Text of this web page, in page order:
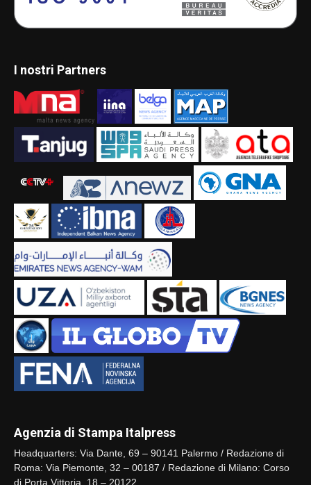
I nostri Partners
Agenzia di Stampa Italpress
Headquarters: Via Dante, 69 – 90141 Palermo / Redazione di
Roma: Via Piemonte, 32 – 00187 / Redazione di Milano: Corso
di Porta Vittoria, 18 – 20122